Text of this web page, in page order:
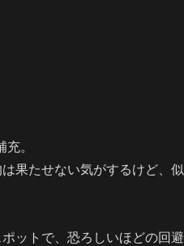
。
果たせない気がするけど、
ットで、恐ろしいほどの回